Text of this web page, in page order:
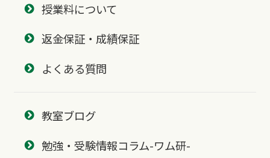
授業料について
返金保証・成績保証
よくある質問
教室ブログ
勉強・受験情報コラム-ワム研-